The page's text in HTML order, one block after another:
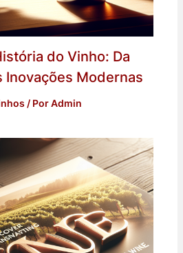
do Vinho: Da
Inovações Modernas
/ PorAdmin